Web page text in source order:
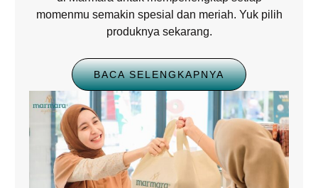
momenmu semakin spesial dan meriah. Yuk pilih
produknya sekarang.
BACA SELENGKAPNYA